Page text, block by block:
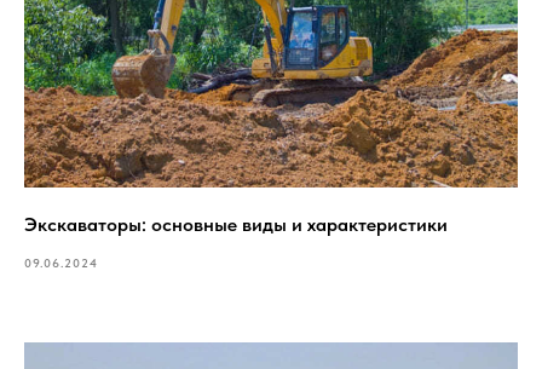
Экскаваторы: основные виды и характеристики
09.06.2024